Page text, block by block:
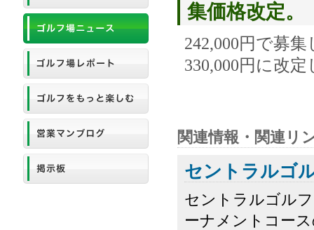
集価格改定。
242,000円で募
330,000円に改
関連情報・関連リ
セントラルゴ
セントラルゴル
ーナメントコー